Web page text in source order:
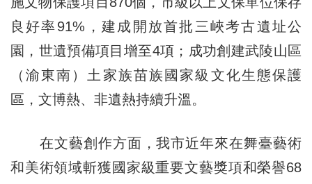
良好率91%，建成開放首批三峽考古遺址公
園，世遺預備項目增至4項；成功創建武陵山區
（渝東南）土家族苗族國家級文化生態保護
區，文博熱、非遺熱持續升溫。
在文藝創作方面，我市近年來在舞臺藝術
和美術領域斬獲國家級重要文藝獎項和榮譽68